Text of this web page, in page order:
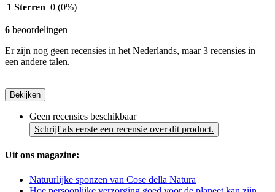
1 Sterren 0 (0%)
6 beoordelingen
Er zijn nog geen recensies in het Nederlands, maar 3 recensies in
een andere talen.
Bekijken
Geen recensies beschikbaar
Schrijf als eerste een recensie over dit product.
Uit ons magazine:
Natuurlijke sponzen van Cose della Natura